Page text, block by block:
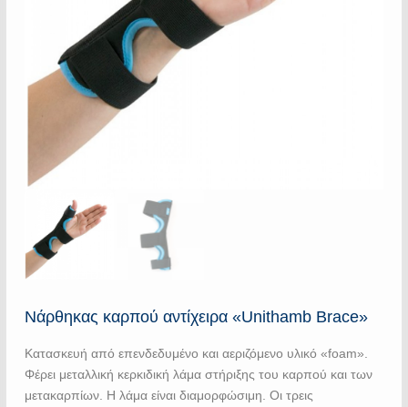
Νάρθηκας καρπού αντίχειρα «Unithamb Brace»
Κατασκευή από επενδεδυμένο και αεριζόμενο υλικό «foam».
Φέρει μεταλλική κερκιδική λάμα στήριξης του καρπού και των
μετακαρπίων. Η λάμα είναι διαμορφώσιμη. Οι τρεις